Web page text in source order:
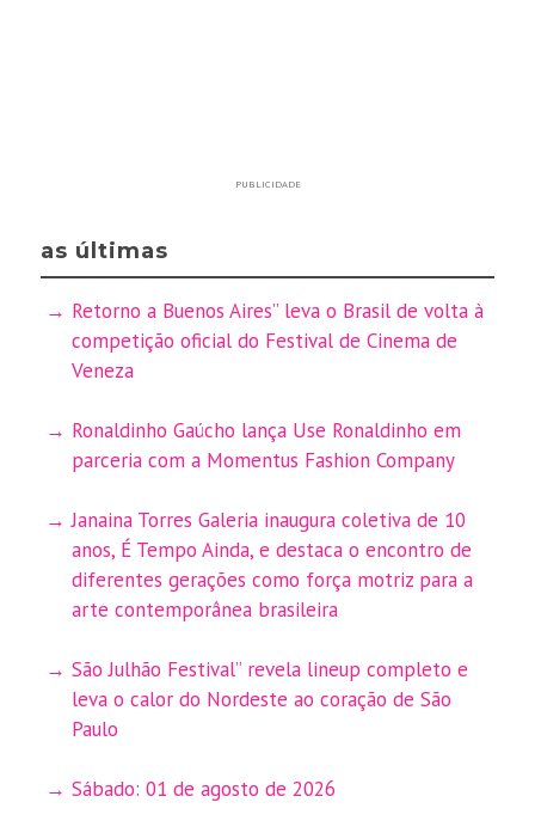
PUBLICIDADE
as últimas
Retorno a Buenos Aires” leva o Brasil de volta à
competição oficial do Festival de Cinema de
Veneza
Ronaldinho Gaúcho lança Use Ronaldinho em
parceria com a Momentus Fashion Company
Janaina Torres Galeria inaugura coletiva de 10
anos, É Tempo Ainda, e destaca o encontro de
diferentes gerações como força motriz para a
arte contemporânea brasileira
São Julhão Festival” revela lineup completo e
leva o calor do Nordeste ao coração de São
Paulo
Sábado: 01 de agosto de 2026